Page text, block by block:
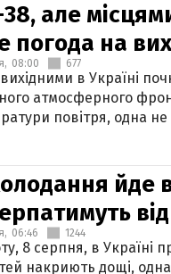
але
погода на
08:00 677
в Україні
атмосферного
повітря, одна
йде
06:46 1244
8 серпня, в Україні
накриють дощі,